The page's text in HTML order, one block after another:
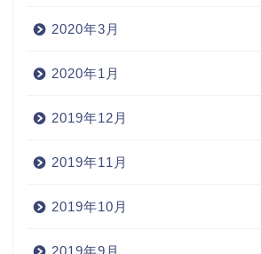
2020年3月
2020年1月
2019年12月
2019年11月
2019年10月
2019年9月